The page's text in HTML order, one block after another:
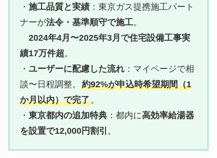
・施工品質と実績 ：東京ガス提携施工パート
ナーが法令・基準順守で施工。
2024年4月〜2025年3月で住宅設備工事実
績17万件超。
・ユーザーに配慮した流れ ：マイページで相
談〜日程調整。約92%が申込時希望期間（1
か月以内）で完了。
・東京都内の追加特典 ：都内に高効率給湯器
を設置で12,000円割引 。